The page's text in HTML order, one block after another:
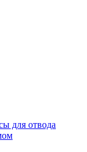
для отвода